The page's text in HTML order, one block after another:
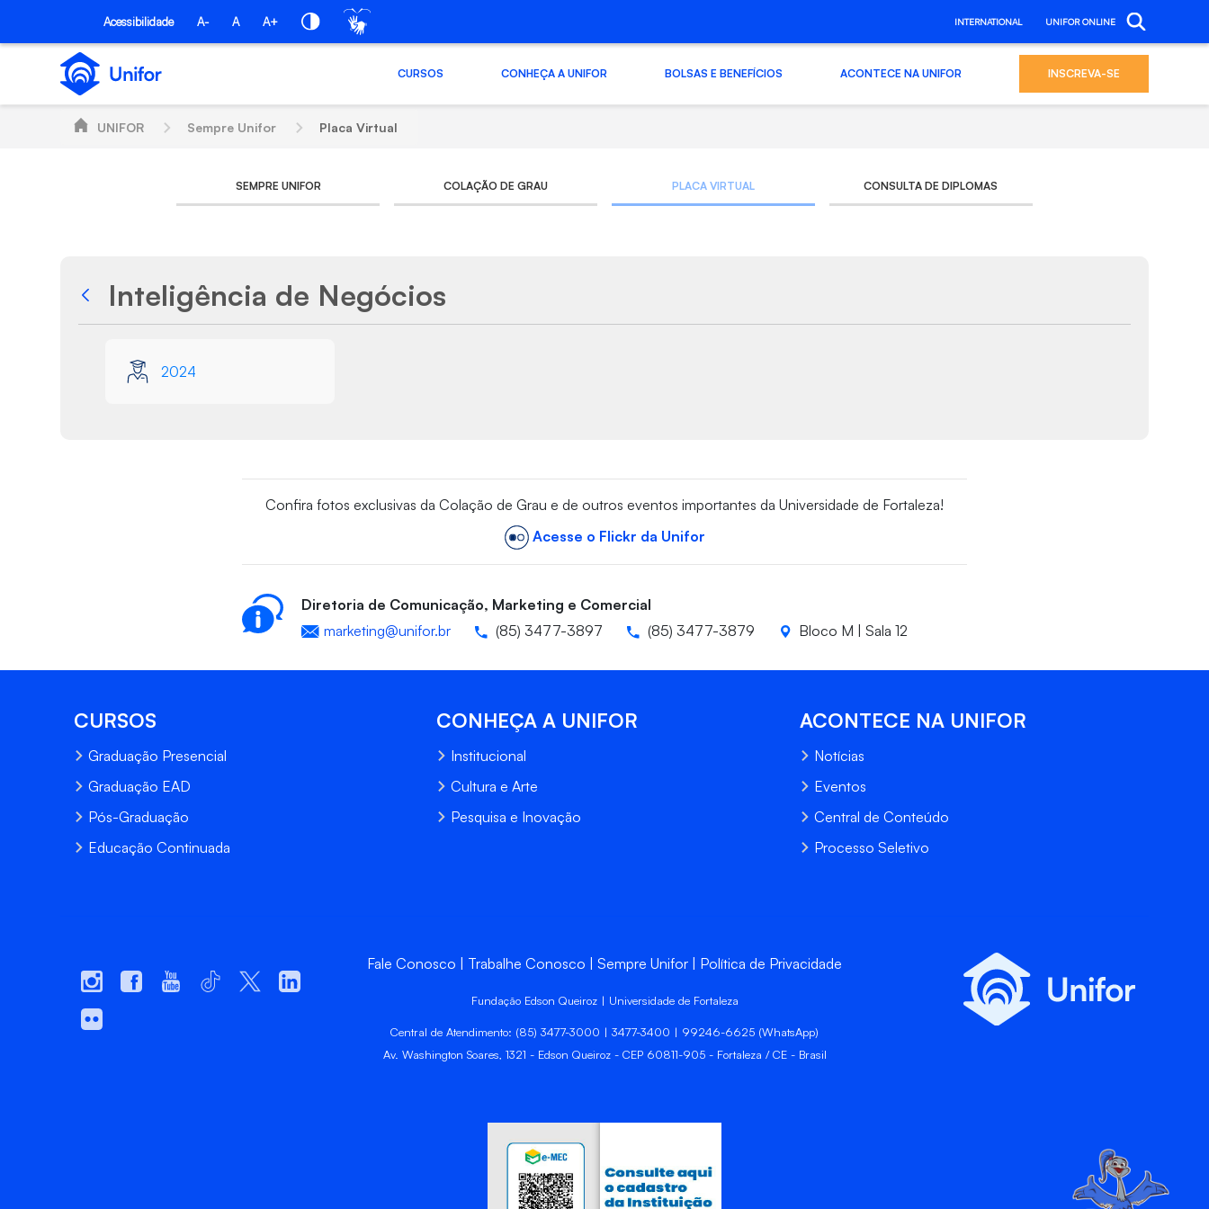
Pular para o Conteúdo principal
Acessibilidade A- A A+ INTERNATIONAL UNIFOR ONLINE
CURSOS CONHEÇA A UNIFOR BOLSAS E BENEFÍCIOS ACONTECE NA UNIFOR INSCREVA-SE
UNIFOR Sempre Unifor Placa Virtual
SEMPRE UNIFOR COLAÇÃO DE GRAU PLACA VIRTUAL CONSULTA DE DIPLOMAS
Inteligência de Negócios
2024
Confira fotos exclusivas da Colação de Grau e de outros eventos importantes da Universidade de Fortaleza!
Acesse o Flickr da Unifor
Diretoria de Comunicação, Marketing e Comercial
marketing@unifor.br
(85) 3477-3897 (85) 3477-3879 Bloco M | Sala 12
CURSOS
Graduação Presencial
Graduação EAD
Pós-Graduação
Educação Continuada
CONHEÇA A UNIFOR
Institucional
Cultura e Arte
Pesquisa e Inovação
ACONTECE NA UNIFOR
Notícias
Eventos
Central de Conteúdo
Processo Seletivo
Fale Conosco Trabalhe Conosco Sempre Unifor Política de Privacidade
Fundação Edson Queiroz | Universidade de Fortaleza
Central de Atendimento: (85) 3477-3000 | 3477-3400 | 99246-6625 (WhatsApp)
Av. Washington Soares, 1321 - Edson Queiroz - CEP 60811-905 - Fortaleza / CE - Brasil